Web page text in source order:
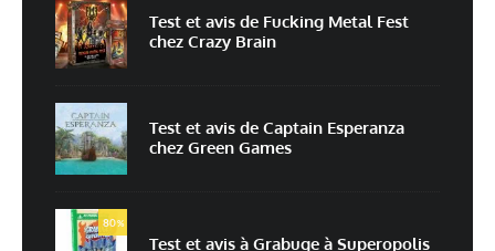
Prévenez-moi de tous les nouveaux commentaires par e-mail.
Prévenez-moi de tous les nouveaux articles par e-mail.
traitées
Test et avis de Fucking Metal Fest
chez Crazy Brain
Test et avis de Captain Esperanza
chez Green Games
80%
Test et avis à Grabuge à Superopolis